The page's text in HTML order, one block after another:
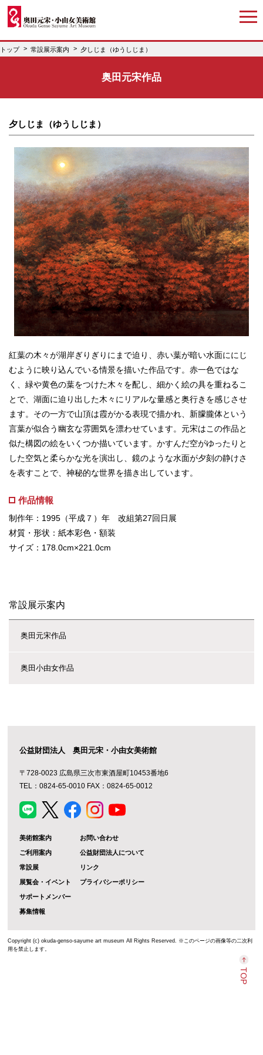
トップ 常設展示案内 夕しじま（ゆうしじま）
奥田元宋作品
夕しじま（ゆうしじま）
紅葉の木々が湖岸ぎりぎりにまで迫り、赤い葉が暗い水面ににじ
むように映り込んでいる情景を描いた作品です。赤一色ではな
く、緑や黄色の葉をつけた木々を配し、細かく絵の具を重ねるこ
とで、湖面に迫り出した木々にリアルな量感と奥行きを感じさせ
ます。その一方で山頂は霞がかる表現で描かれ、新朦朧体という
言葉が似合う幽玄な雰囲気を漂わせています。元宋はこの作品と
似た構図の絵をいくつか描いています。かすんだ空がゆったりと
した空気と柔らかな光を演出し、鏡のような水面が夕刻の静けさ
を表すことで、神秘的な世界を描き出しています。
作品情報
制作年：1995（平成７）年 改組第27回日展
材質・形状：紙本彩色・額装
サイズ：178.0cm×221.0cm
常設展示案内
奥田元宋作品
奥田小由女作品
公益財団法人 奥田元宋・小由女美術館
〒728-0023 広島県三次市東酒屋町10453番地6
TEL：0824-65-0010 FAX：0824-65-0012
美術館案内
ご利用案内
常設展
展覧会・イベント
サポートメンバー
募集情報
お問い合わせ
公益財団法人について
リンク
プライバシーポリシー
Copyright (c) okuda-genso-sayume art museum All Rights Reserved. ※このページの画像等の二次利
用を禁止します。